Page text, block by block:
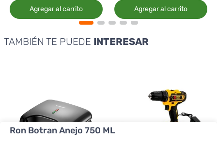
Agregar al carrito Agregar al carrito
TAMBIÉN TE PUEDE INTERESAR
Ron Botran Anejo 750 ML